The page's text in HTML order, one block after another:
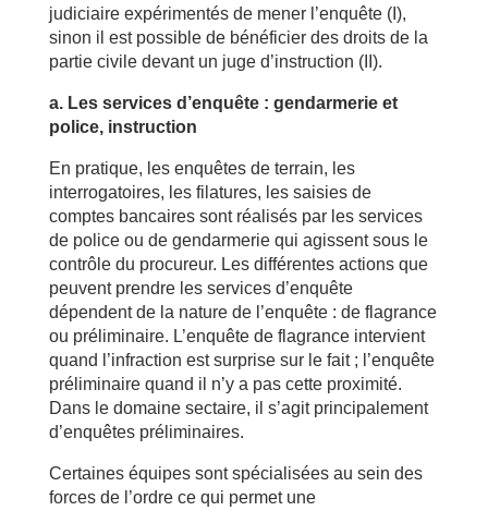
judiciaire expérimentés de mener l’enquête (I),
sinon il est possible de bénéficier des droits de la
partie civile devant un juge d’instruction (II).
a. Les services d’enquête : gendarmerie et
police, instruction
En pratique, les enquêtes de terrain, les
interrogatoires, les filatures, les saisies de
comptes bancaires sont réalisés par les services
de police ou de gendarmerie qui agissent sous le
contrôle du procureur. Les différentes actions que
peuvent prendre les services d’enquête
dépendent de la nature de l’enquête : de flagrance
ou préliminaire. L’enquête de flagrance intervient
quand l’infraction est surprise sur le fait ; l’enquête
préliminaire quand il n’y a pas cette proximité.
Dans le domaine sectaire, il s’agit principalement
d’enquêtes préliminaires.
Certaines équipes sont spécialisées au sein des
forces de l’ordre ce qui permet une